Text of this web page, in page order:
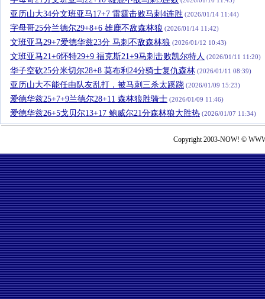
亚历山大34分文班亚马17+7 雷霆击败马刺4连胜 (2026/01/14 11:44)
字母哥25分兰德尔29+8+6 雄鹿不敌森林狼 (2026/01/14 11:42)
文班亚马29+7爱德华兹23分 马刺不敌森林狼 (2026/01/12 10:43)
文班亚马21+6怀特29+9 福克斯21+9马刺击败凯尔特人 (2026/01/11 11:20)
华子空砍25分米切尔28+8 莫布利24分骑士复仇森林 (2026/01/11 08:39)
亚历山大不能任由队友乱打，被马刺三杀太蹊跷 (2026/01/09 15:23)
爱德华兹25+7+9兰德尔28+11 森林狼胜骑士 (2026/01/09 11:46)
爱德华兹26+5戈贝尔13+17 鲍威尔21分森林狼大胜热 (2026/01/07 11:34)
Copyright 2003-NOW! ©